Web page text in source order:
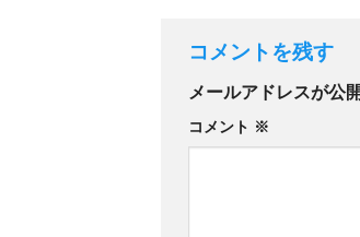
コメントを残す
メールアドレスが公
コメント ※